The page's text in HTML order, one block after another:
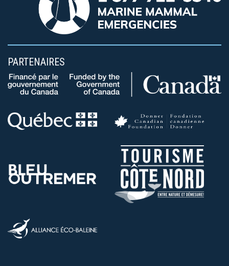
PARTENAIRES